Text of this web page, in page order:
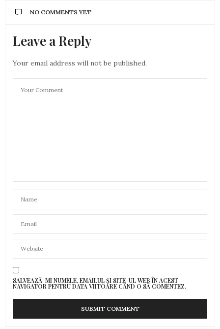
NO COMMENTS YET
Leave a Reply
Your email address will not be published.
SALVEAZĂ-MI NUMELE, EMAILUL ȘI SITE-UL WEB ÎN ACEST
NAVIGATOR PENTRU DATA VIITOARE CÂND O SĂ COMENTEZ.